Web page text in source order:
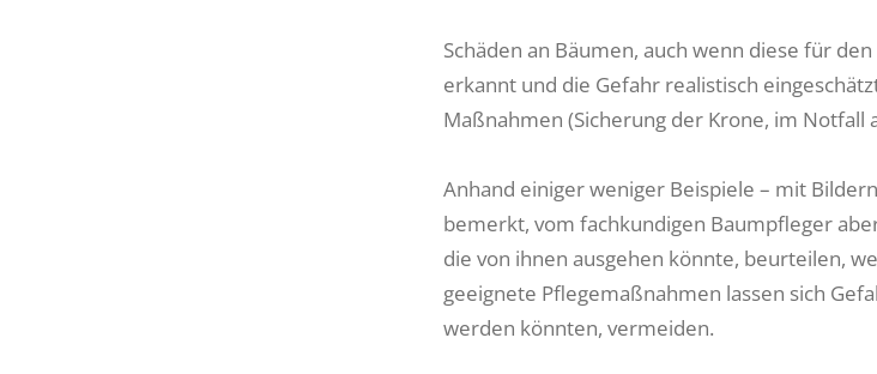
Schäden an Bäumen, auch wenn diese für
erkannt und die Gefahr realistisch
Maßnahmen (Sicherung der Krone, im
Anhand einiger weniger Beispiele – mit
bemerkt, vom fachkundigen Baumpfleger
die von ihnen ausgehen könnte, beurteilen,
geeignete Pflegemaßnahmen lassen sich
werden könnten, vermeiden.